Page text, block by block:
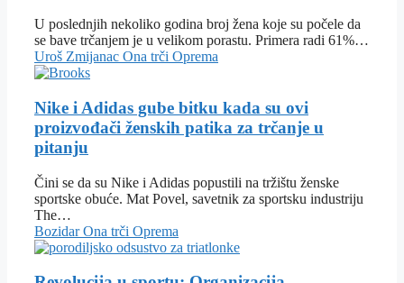
U poslednjih nekoliko godina broj žena koje su počele da
se bave trčanjem je u velikom porastu. Primera radi 61%…
Uroš Zmijanac Ona trči Oprema
Nike i Adidas gube bitku kada su ovi
proizvođači ženskih patika za trčanje u
pitanju
Čini se da su Nike i Adidas popustili na tržištu ženske
sportske obuće. Mat Povel, savetnik za sportsku industriju
The…
BozidarOna trči Oprema